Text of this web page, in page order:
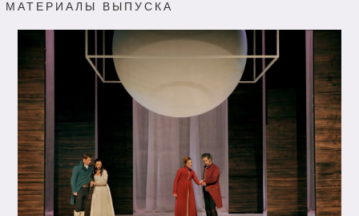
МАТЕРИАЛЫ ВЫПУСКА